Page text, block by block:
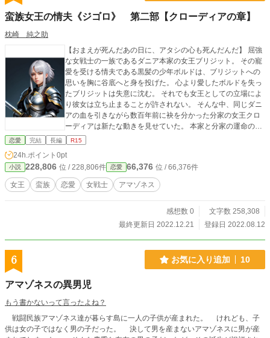
蛮族女王の情夫《ジゴロ》 第二部【クローディアの章】
枕崎 純之助
【おまえが死んだあの日に、アタシの心も死んだんだ】 屈強
な女戦士の一族であるダニア本家の女王ブリジット。 その寵
愛を受ける情夫である黒髪の少年ボルドは、ブリジットへの
思いを胸に谷底へと身を投げた。 心より愛したボルドを失っ
たブリジットは失意に沈む。 それでも女王としての立場によ
り彼女は立ち止まることが許されない。 そんな中、同じダニ
アの血を引きながら数百年前に袂を分かった分家の女王クロ
ーディアは新たな動きを見せていた。 本家と分家の運命の糸
は複雑に絡み合い、混迷の時代が訪れようとしていた。 愛す
るのだろうか。 前作 蛮族女王の情夫《ジゴロ》 第一部【ブ
リジットの章】 https://www.alphapolis.co.jp/novel/54029439
0/901594170
恋愛 完結 長編 R15
24h.ポイント 0pt
小説 228,806 位 / 228,806件 恋愛 66,376 位 / 66,376件
女王 蛮族 恋愛 女戦士 アマゾネス
感想数 0
文字数 258,308
最終更新日 2022.12.21
登録日 2022.08.12
6 お気に入り追加 10
アマゾネスの異男児
もう書かないって言ったよね？
戦闘民族アマゾネス達が暮らす島に一人の子供が産まれた。 けれども、子
供は女の子ではなく男の子だった。 決して男を産まないアマゾネスに男が産